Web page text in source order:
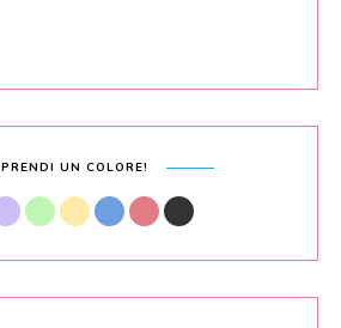
PRENDI UN COLORE!